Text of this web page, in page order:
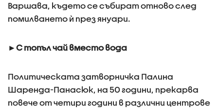
Варшава, където се събират отново след
помилването ѝ през януари.
►С топъл чай вместо вода
Политическата затворничка Палина
Шаренда-Панасюк, на 50 години, прекарва
повече от четири години в различни центрове